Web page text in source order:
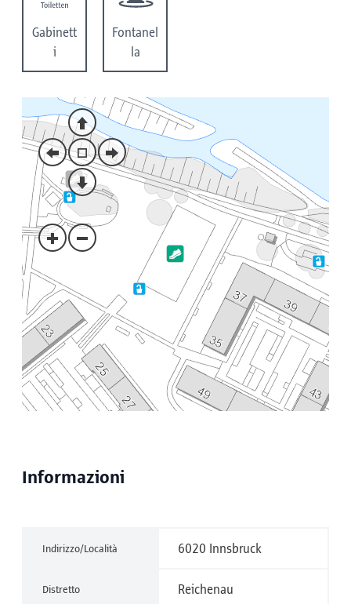
Gabinett
i
Fontanel
la
Informazioni
Indirizzo/Località 6020 Innsbruck
Distretto Reichenau